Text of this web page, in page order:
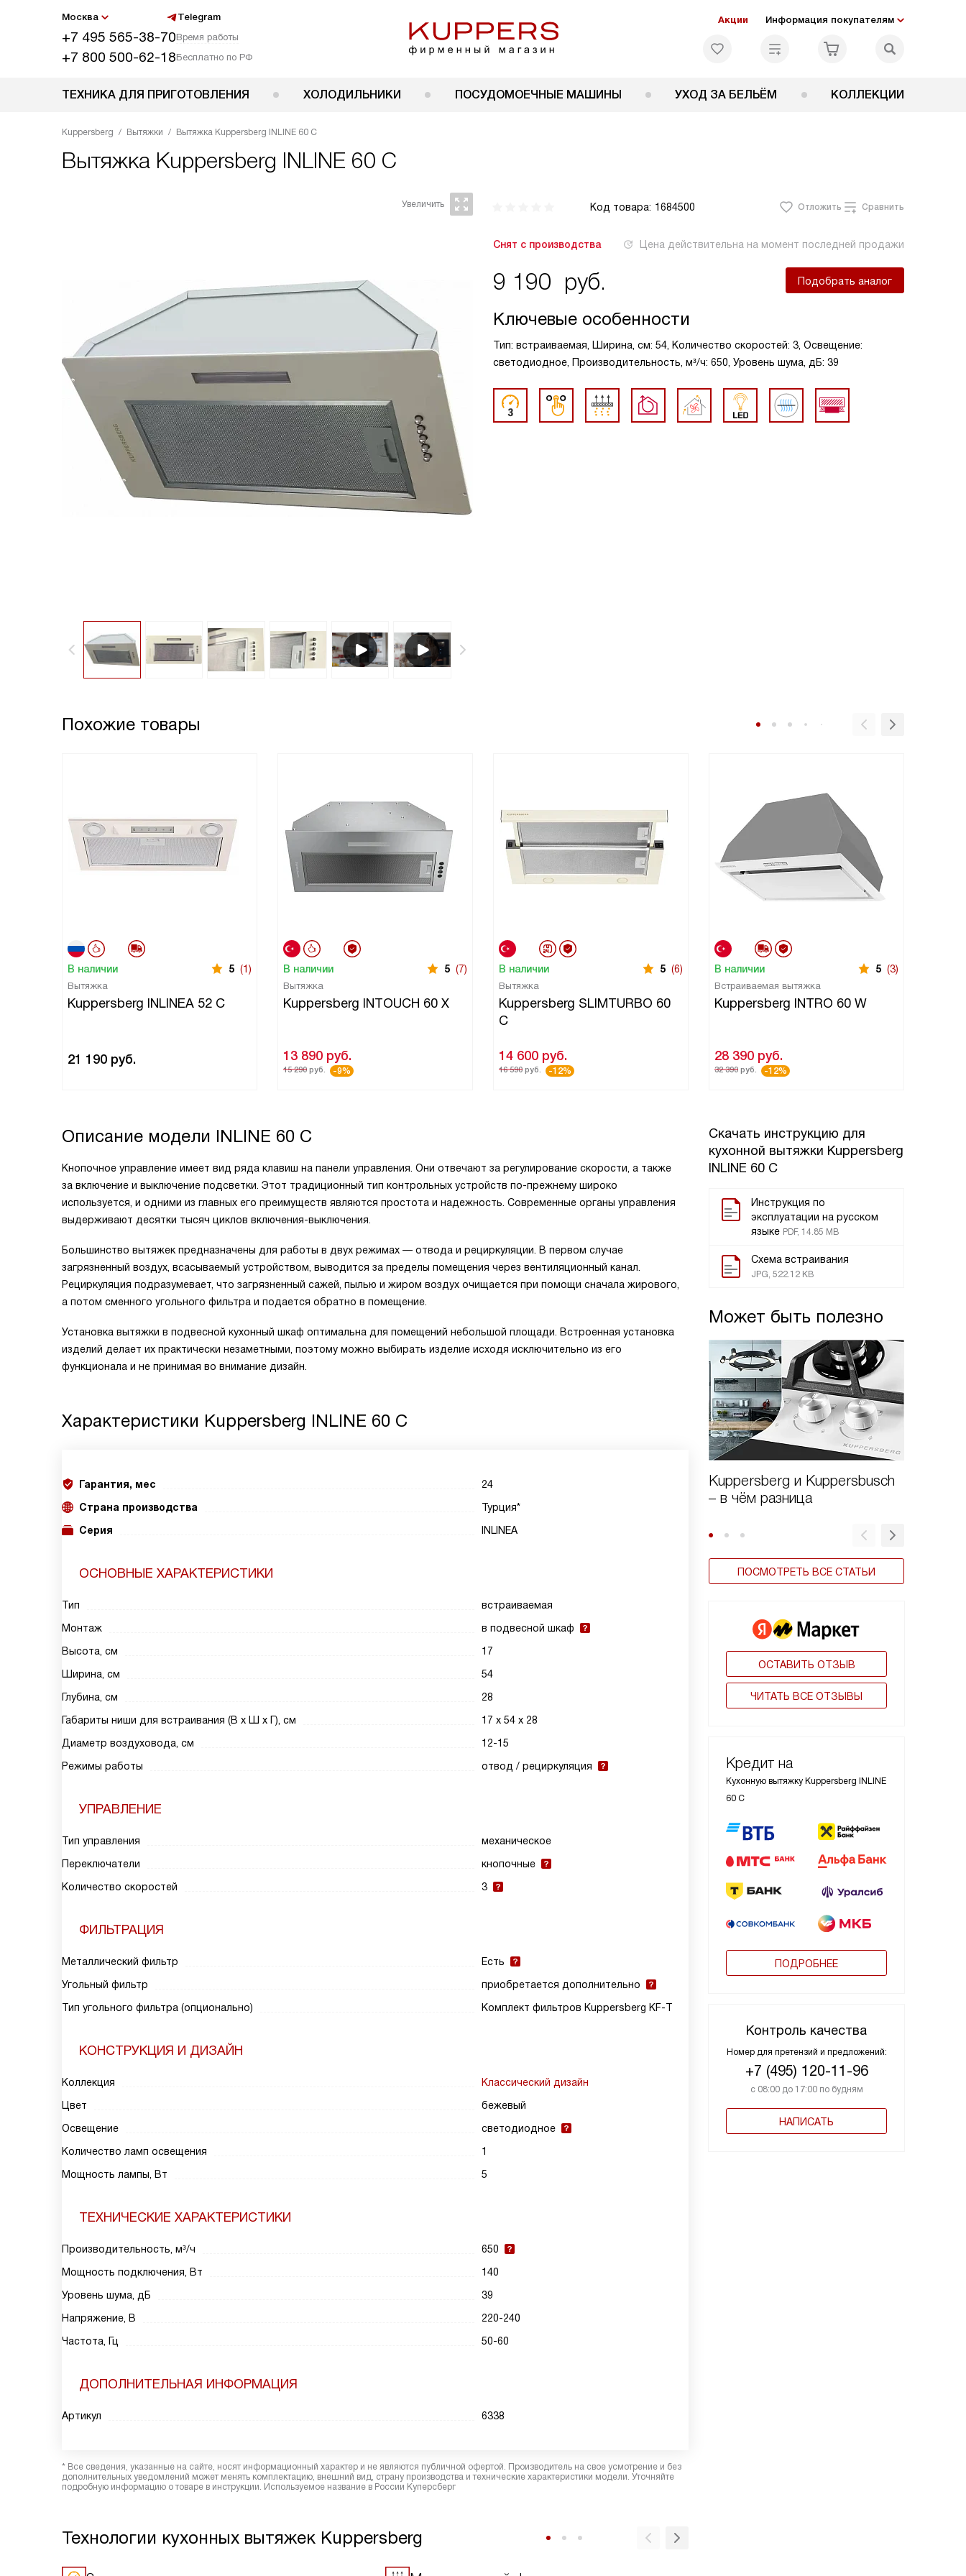
Москва Telegram
+7 495 565-38-70Время работы
+7 800 500-62-18Бесплатно по РФ
Акции Информация покупателям
ТЕХНИКА ДЛЯ ПРИГОТОВЛЕНИЯ ХОЛОДИЛЬНИКИ ПОСУДОМОЕЧНЫЕ МАШИНЫ УХОД ЗА БЕЛЬЁМ КОЛЛЕКЦИИ
Kuppersberg Вытяжки Вытяжка Kuppersberg INLINE 60 C
Вытяжка Kuppersberg INLINE 60 C
Код товара: 1684500 Отложить Сравнить
Снят с производства Цена действительна на момент последней продажи
9 190 руб. Подобрать аналог
Ключевые особенности
Тип: встраиваемая, Ширина, см: 54, Количество скоростей: 3, Освещение:
светодиодное, Производительность, м³/ч: 650, Уровень шума, дБ: 39
Похожие товары
В наличии 5 (1)
Вытяжка
Kuppersberg INLINEA 52 С
21 190 руб.
В наличии 5 (7)
Вытяжка
Kuppersberg INTOUCH 60 X
13 890 руб.
15 290 руб. -9%
В наличии 5 (6)
Вытяжка
Kuppersberg SLIMTURBO 60
C
14 600 руб.
16 590 руб. -12%
В наличии 5 (3)
Встраиваемая вытяжка
Kuppersberg INTRO 60 W
28 390 руб.
32 390 руб. -12%
Скачать инструкцию для
кухонной вытяжки Kuppersberg
INLINE 60 C
Инструкция по
эксплуатации на русском
языке PDF, 14.85 MB
Схема встраивания
JPG, 522.12 KB
Может быть полезно
Kuppersberg и Kuppersbusch
– в чём разница
ПОСМОТРЕТЬ ВСЕ СТАТЬИ
ОСТАВИТЬ ОТЗЫВ
ЧИТАТЬ ВСЕ ОТЗЫВЫ
Кредит на
Кухонную вытяжку Kuppersberg INLINE
60 C
ПОДРОБНЕЕ
Контроль качества
Номер для претензий и предложений:
+7 (495) 120-11-96
с 08:00 до 17:00 по будням
НАПИСАТЬ
Описание модели INLINE 60 C
Кнопочное управление имеет вид ряда клавиш на панели управления. Они отвечают за регулирование скорости, а также
за включение и выключение подсветки. Этот традиционный тип контрольных устройств по-прежнему широко
используется, и одними из главных его преимуществ являются простота и надежность. Современные органы управления
выдерживают десятки тысяч циклов включения-выключения.
Большинство вытяжек предназначены для работы в двух режимах — отвода и рециркуляции. В первом случае
загрязненный воздух, всасываемый устройством, выводится за пределы помещения через вентиляционный канал.
Рециркуляция подразумевает, что загрязненный сажей, пылью и жиром воздух очищается при помощи сначала жирового,
а потом сменного угольного фильтра и подается обратно в помещение.
Установка вытяжки в подвесной кухонный шкаф оптимальна для помещений небольшой площади. Встроенная установка
изделий делает их практически незаметными, поэтому можно выбирать изделие исходя исключительно из его
функционала и не принимая во внимание дизайн.
Характеристики Kuppersberg INLINE 60 C
Гарантия, мес
24
Страна производства
Турция*
Серия
INLINEA
ОСНОВНЫЕ ХАРАКТЕРИСТИКИ
Тип
встраиваемая
Монтаж
в подвесной шкаф
Высота, см
17
Ширина, см
54
Глубина, см
28
Габариты ниши для встраивания (В х Ш х Г), см
17 х 54 х 28
Диаметр воздуховода, см
12-15
Режимы работы
отвод / рециркуляция
УПРАВЛЕНИЕ
Тип управления
механическое
Переключатели
кнопочные
Количество скоростей
3
ФИЛЬТРАЦИЯ
Металлический фильтр
Есть
Угольный фильтр
приобретается дополнительно
Тип угольного фильтра (опционально)
Комплект фильтров Kuppersberg KF-T
КОНСТРУКЦИЯ И ДИЗАЙН
Коллекция
Классический дизайн
Цвет
бежевый
Освещение
светодиодное
Количество ламп освещения
1
Мощность лампы, Вт
5
ТЕХНИЧЕСКИЕ ХАРАКТЕРИСТИКИ
Производительность, м³/ч
650
Мощность подключения, Вт
140
Уровень шума, дБ
39
Напряжение, В
220-240
Частота, Гц
50-60
ДОПОЛНИТЕЛЬНАЯ ИНФОРМАЦИЯ
Артикул 6338
* Все сведения, указанные на сайте, носят информационный характер и не являются публичной офертой. Производитель на свое усмотрение и без
дополнительных уведомлений может менять комплектацию, внешний вид, страну производства и технические характеристики модели. Уточняйте
подробную информацию о товаре в инструкции. Используемое название в России Куперсберг
Технологии кухонных вытяжек Kuppersberg